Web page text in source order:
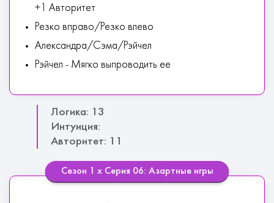
+1 Авторитет
Резко вправо/Резко влево
Александра/Сэма/Рэйчел
Рэйчел - Мягко выпроводить ее
Логика: 13
Интуиция:
Авторитет: 11
Сезон 1 х Серия 06: Азартные игры